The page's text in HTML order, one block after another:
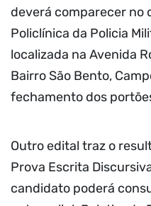
deverá comparecer no
Policlínica da Policia
localizada na Avenida
Bairro São Bento,
fechamento dos
Outro edital traz o
Prova Escrita
candidato poderá